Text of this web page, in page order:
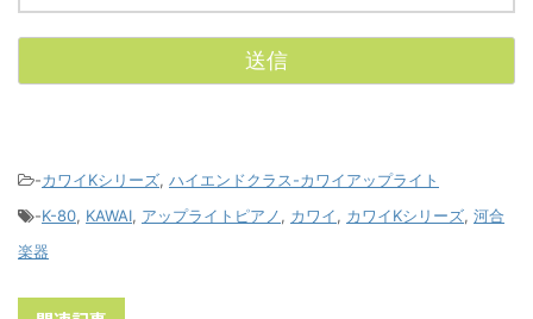
-カワイKシリーズ, ハイエンドクラス-カワイアップライト
-K-80, KAWAI, アップライトピアノ, カワイ, カワイKシリーズ, 河合
楽器